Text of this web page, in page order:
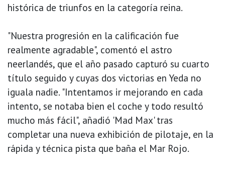
histórica de triunfos en la categoría reina.
"Nuestra progresión en la calificación fue
realmente agradable", comentó el astro
neerlandés, que el año pasado capturó su cuarto
título seguido y cuyas dos victorias en Yeda no
iguala nadie. "Intentamos ir mejorando en cada
intento, se notaba bien el coche y todo resultó
mucho más fácil", añadió 'Mad Max' tras
completar una nueva exhibición de pilotaje, en la
rápida y técnica pista que baña el Mar Rojo.